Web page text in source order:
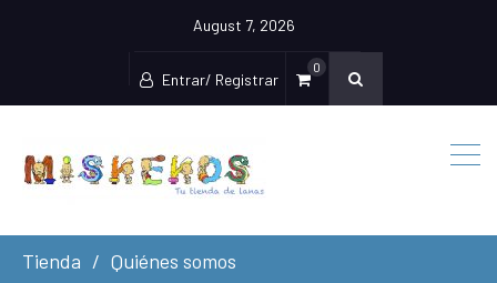
August 7, 2026
Entrar/ Registrar
0
Tienda Quiénes somos